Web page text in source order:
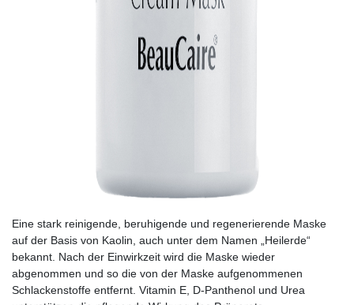
Eine stark reinigende, beruhigende und regenerierende Maske
auf der Basis von Kaolin, auch unter dem Namen „Heilerde“
bekannt. Nach der Einwirkzeit wird die Maske wieder
abgenommen und so die von der Maske aufgenommenen
Schlackenstoffe entfernt. Vitamin E, D-Panthenol und Urea